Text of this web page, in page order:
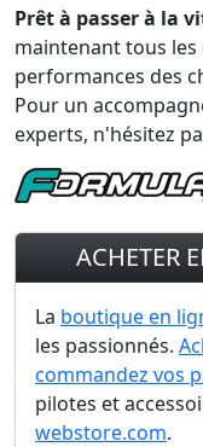
Prêt à passer à la
maintenant tous
performances des
Pour un
experts, n'hésitez
ACHETER
La boutique en
les passionnés.
commandez vos
pilotes et
webstore.com.